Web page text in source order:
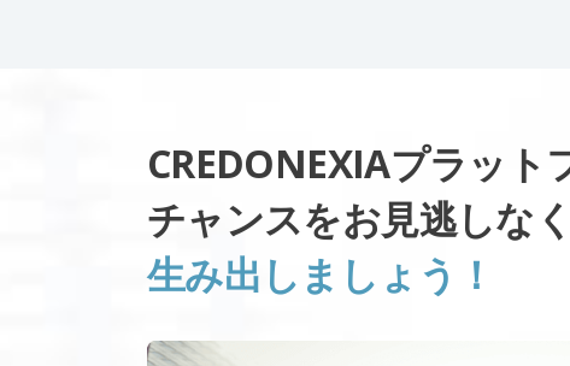
CREDONEXIAプラット
チャンスをお見逃しなく
生み出しましょう！